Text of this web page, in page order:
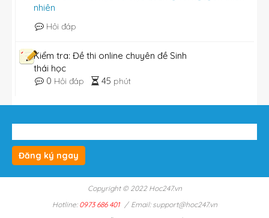
nhiên
Hỏi đáp
Kiểm tra: Đề thi online chuyên đề Sinh
thái học
0 Hỏi đáp 45 phút
Đăng ký ngay
Copyright © 2022 Hoc247.vn
Hotline: 0973 686 401 / Email: support@hoc247.vn